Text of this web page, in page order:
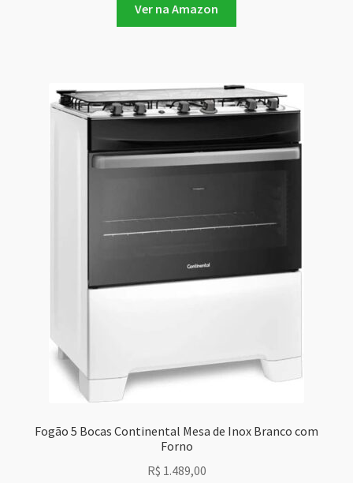
Ver na Amazon
Fogão 5 Bocas Continental Mesa de Inox Branco com
Forno
R$ 1.489,00